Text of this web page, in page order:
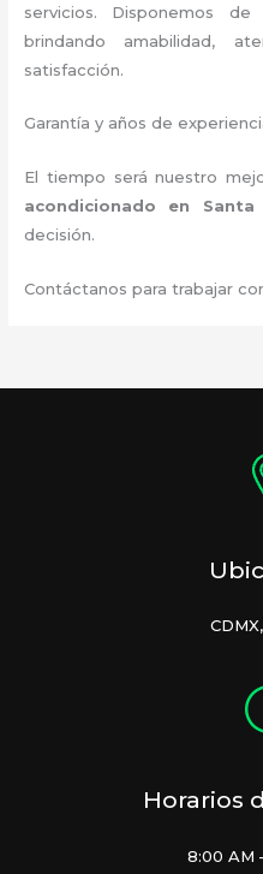
servicios. Disponemos
brindando amabilidad,
satisfacción.
Garantía y años de
El tiempo será nuestro
acondicionado en Santa
decisión.
Contáctanos para trabajar
Horarios
8:00 AM